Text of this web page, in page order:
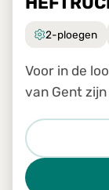
2-ploegen
Voor in de
van Gent